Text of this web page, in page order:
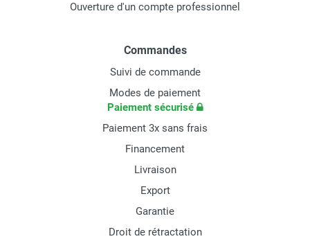
Ouverture d'un compte professionnel
Commandes
Suivi de commande
Modes de paiement
Paiement sécurisé
Paiement 3x sans frais
Financement
Livraison
Export
Garantie
Droit de rétractation